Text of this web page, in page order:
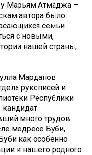
Марьям Атмаджа —
автора было
семьи
с новыми,
нашей страны,
Марданов
рукописей и
Республики
кандидат
много трудов
медресе Буби,
как особенно
и нашего родного